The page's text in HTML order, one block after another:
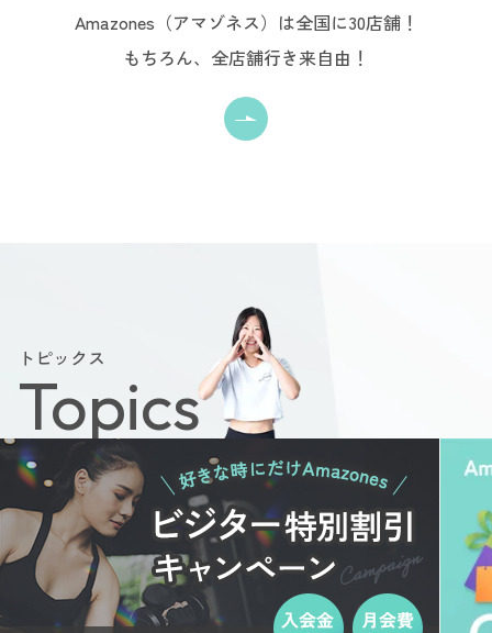
Amazones（アマゾネス）は全国に30店舗！
もちろん、全店舗行き来自由！
トピックス
Topics